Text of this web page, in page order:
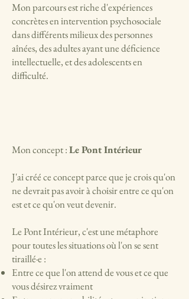
Mon parcours est riche d'expériences
concrètes en intervention psychosociale
dans différents milieux des personnes
aînées, des adultes ayant une déficience
intellectuelle, et des adolescents en
difficulté.
Mon concept :Le Pont Intérieur
​J'ai créé ce concept parce que je crois qu'on
ne devrait pas avoir à choisir entre ce qu'on
est et ce qu'on veut devenir.
Le Pont Intérieur, c'est une métaphore
pour toutes les situations où l'on se sent
tiraillé·e :
Entre ce que l'on attend de vous et ce que
vous désirez vraiment